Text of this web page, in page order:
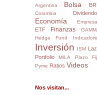
Argentina Bolsa
Colombia
Economía
ETF Finanzas
Hedge Fund
Inversión ISM
Portfolio
MILA
Plazo
Pyme Ratios Videos
Nos visitan...